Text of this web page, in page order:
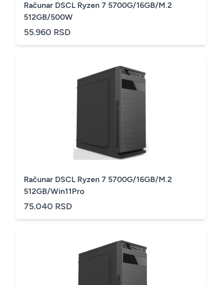
Računar DSCL Ryzen 7 5700G/16GB/M.2
512GB/500W
55.960 RSD
Računar DSCL Ryzen 7 5700G/16GB/M.2
512GB/Win11Pro
75.040 RSD